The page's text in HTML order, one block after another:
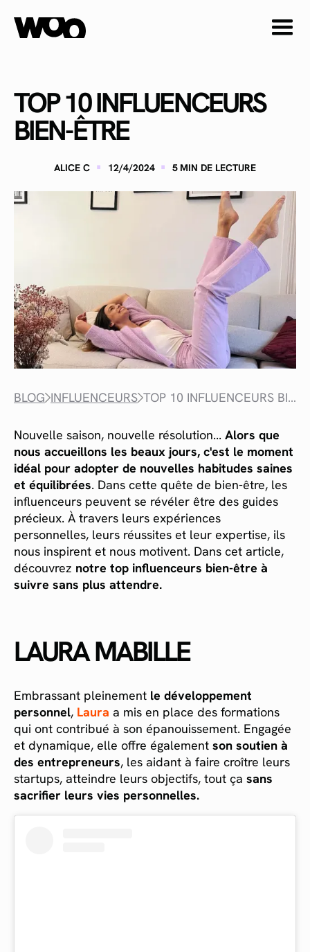
TOP 10 INFLUENCEURS
BIEN-ÊTRE
ALICE C · 12/4/2024 · 5 MIN DE LECTURE
BLOG INFLUENCEURS TOP 10 INFLUENCEURS BIEN-ÊTRE
Nouvelle saison, nouvelle résolution... Alors que
nous accueillons les beaux jours, c'est le moment
idéal pour adopter de nouvelles habitudes saines
et équilibrées. Dans cette quête de bien-être, les
influenceurs peuvent se révéler être des guides
précieux. À travers leurs expériences
personnelles, leurs réussites et leur expertise, ils
nous inspirent et nous motivent. Dans cet article,
découvrez notre top influenceurs bien-être à
suivre sans plus attendre.
LAURA MABILLE
Embrassant pleinement le développement
personnel, Laura a mis en place des formations
qui ont contribué à son épanouissement. Engagée
et dynamique, elle offre également son soutien à
des entrepreneurs, les aidant à faire croître leurs
startups, atteindre leurs objectifs, tout ça sans
sacrifier leurs vies personnelles.